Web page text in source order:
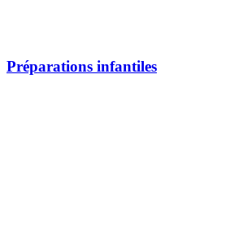
Préparations infantiles